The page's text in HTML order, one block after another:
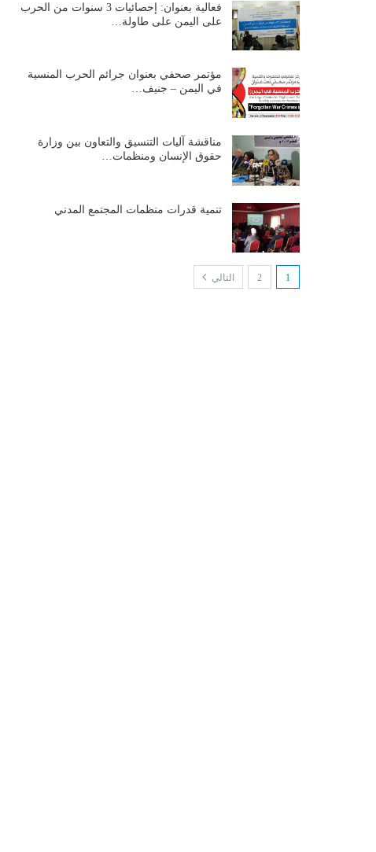
فعالية بعنوان: إحصائيات 3 سنوات من الحرب
على اليمن على طاولة…
مؤتمر صحفي بعنوان جرائم الحرب المنسية
في اليمن – جنيف…
مناقشة آليات التنسيق والتعاون بين وزارة
حقوق الإنسان ومنظمات…
تنمية قدرات منظمات المجتمع المدني
1
2 التالي